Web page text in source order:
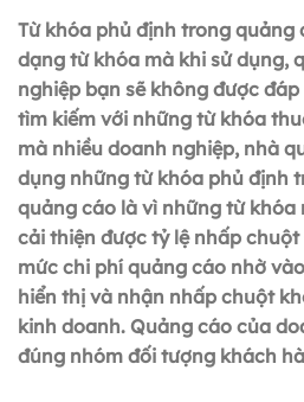
Từ khóa phủ định trong quảng
dạng từ khóa mà khi sử dụng,
nghiệp bạn sẽ không được
tìm kiếm với những từ khóa
mà nhiều doanh nghiệp, nhà
dụng những từ khóa phủ định
quảng cáo là vì những từ khóa
cải thiện được tỷ lệ nhấp chuột
mức chi phí quảng cáo nhờ
hiển thị và nhận nhấp chuột
kinh doanh. Quảng cáo của
đúng nhóm đối tượng khách